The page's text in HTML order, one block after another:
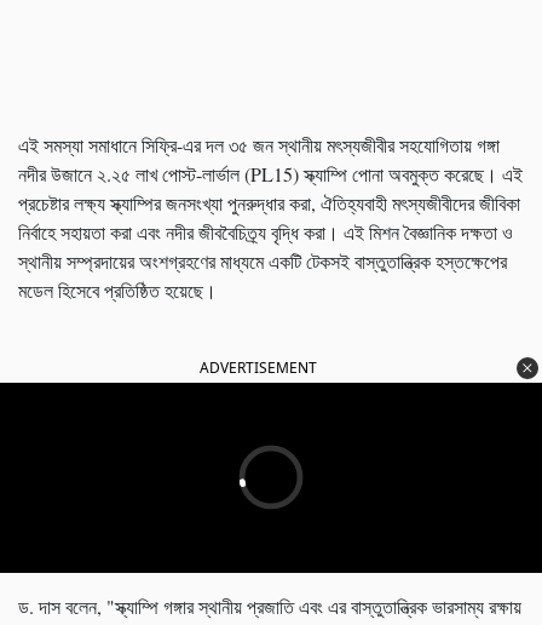
এই সমস্যা সমাধানে সিফ্রি-এর দল ৩৫ জন স্থানীয় মৎস্যজীবীর সহযোগিতায় গঙ্গা
নদীর উজানে ২.২৫ লাখ পোস্ট-লার্ভাল (PL15) স্ক্যাম্পি পোনা অবমুক্ত করেছে। এই
প্রচেষ্টার লক্ষ্য স্ক্যাম্পির জনসংখ্যা পুনরুদ্ধার করা, ঐতিহ্যবাহী মৎস্যজীবীদের জীবিকা
নির্বাহে সহায়তা করা এবং নদীর জীববৈচিত্র্য বৃদ্ধি করা। এই মিশন বৈজ্ঞানিক দক্ষতা ও
স্থানীয় সম্প্রদায়ের অংশগ্রহণের মাধ্যমে একটি টেকসই বাস্তুতান্ত্রিক হস্তক্ষেপের
মডেল হিসেবে প্রতিষ্ঠিত হয়েছে।
ড. দাস বলেন, "স্ক্যাম্পি গঙ্গার স্থানীয় প্রজাতি এবং এর বাস্তুতান্ত্রিক ভারসাম্য রক্ষায়
গুরুত্বপূর্ণ ভূমিকা পালন করে। ব্যারাজ তাদের অভিপ্রায়ণে বিঘ্ন ঘটায়, যা তাদের